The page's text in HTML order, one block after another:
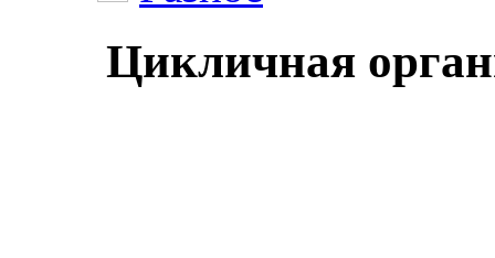
Цикличная